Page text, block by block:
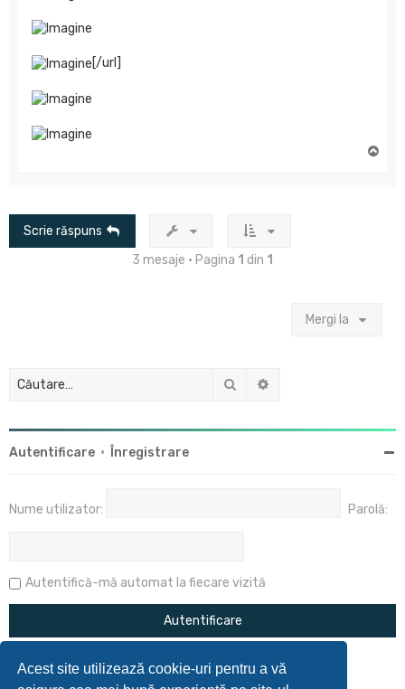
Acest site utilizează cookie-uri pentru a vă
[/url]
Scrie răspuns
3 mesaje • Pagina 1 din 1
Mergi la
Căutare
Autentificare • Înregistrare
Nume utilizator: Parolă:
Autentifică-mă automat la fiecare vizită